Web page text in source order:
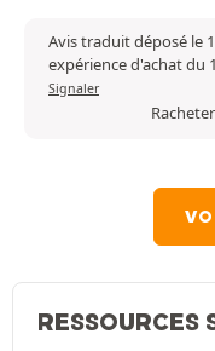
Avis traduit déposé le
expérience d'achat du
Signaler
RESSOURCES